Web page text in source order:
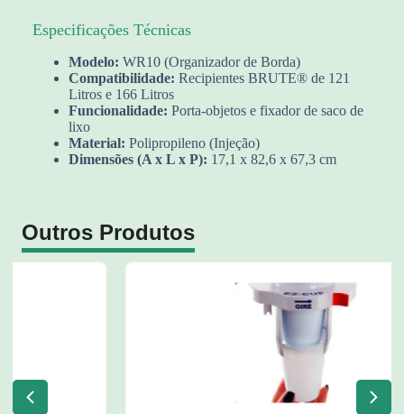
Especificações Técnicas
Modelo: WR10 (Organizador de Borda)
Compatibilidade: Recipientes BRUTE® de 121
Litros e 166 Litros
Funcionalidade: Porta-objetos e fixador de saco de
lixo
Material: Polipropileno (Injeção)
Dimensões (A x L x P): 17,1 x 82,6 x 67,3 cm
Outros Produtos